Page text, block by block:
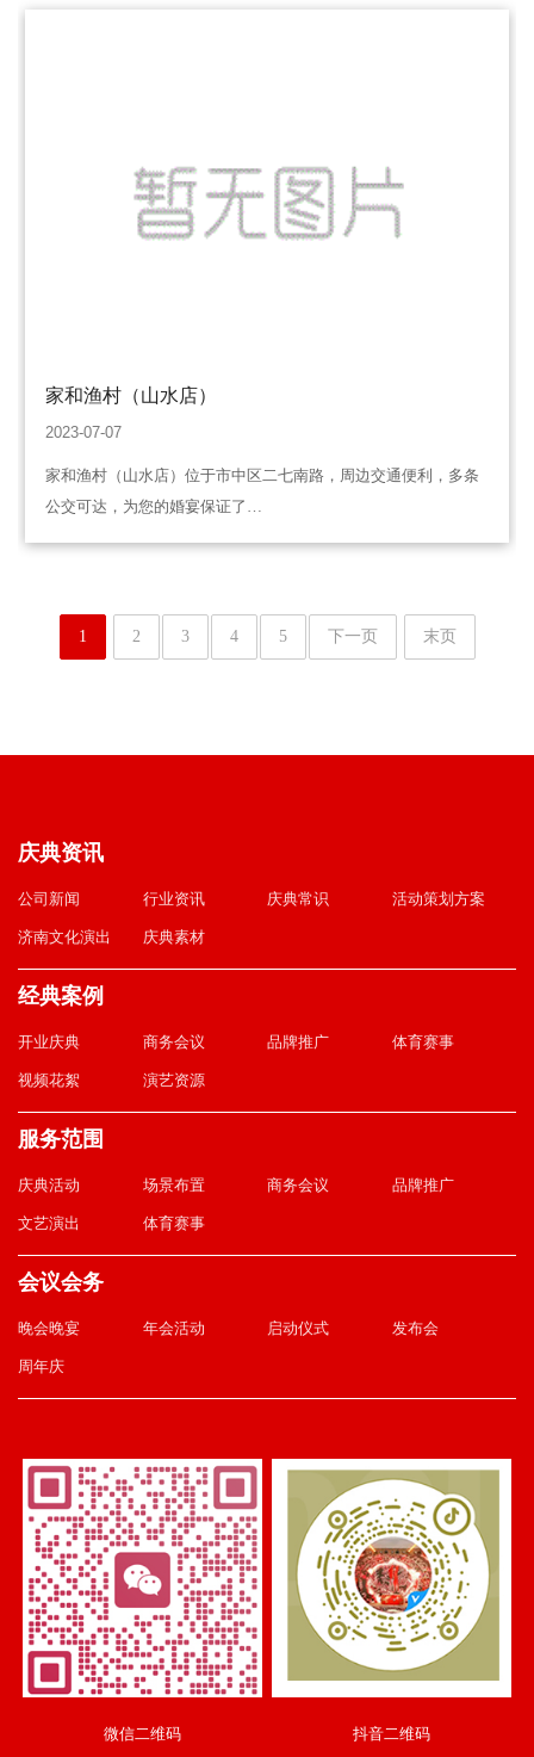
家和渔村（山水店）
2023-07-07
家和渔村（山水店）位于市中区二七南路，周边交通便利，多条
公交可达，为您的婚宴保证了…
1 2 3 4 5 下一页 末页
庆典资讯
公司新闻 行业资讯 庆典常识 活动策划方案
济南文化演出 庆典素材
经典案例
开业庆典 商务会议 品牌推广 体育赛事
视频花絮 演艺资源
服务范围
庆典活动 场景布置 商务会议 品牌推广
文艺演出 体育赛事
会议会务
晚会晚宴 年会活动 启动仪式 发布会
周年庆
微信二维码 抖音二维码